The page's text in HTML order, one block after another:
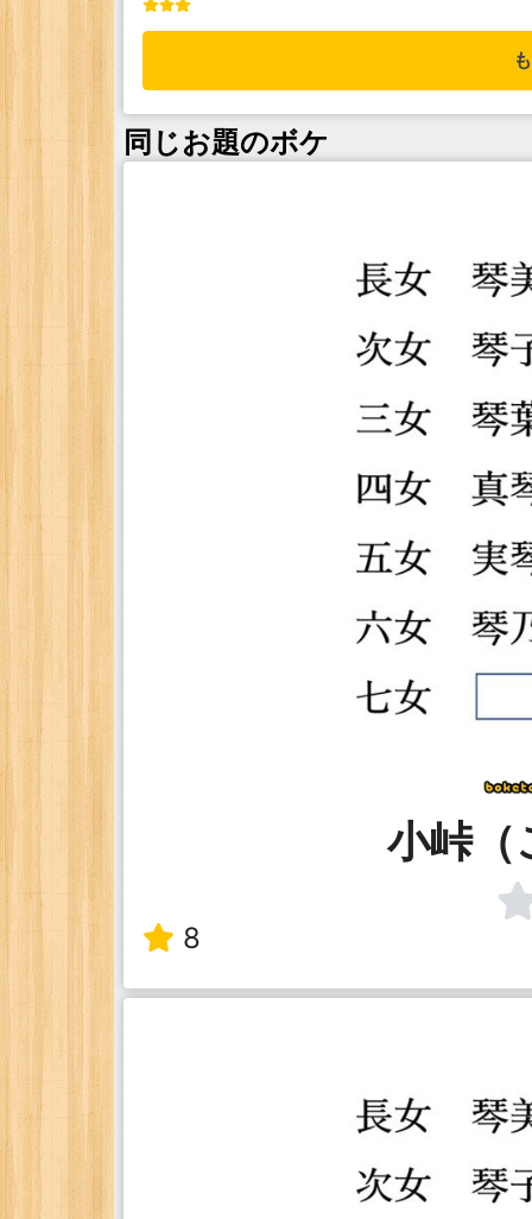
同じお題のボケ
小峠（
8